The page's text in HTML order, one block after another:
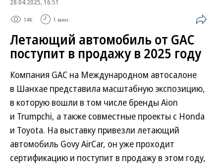
28.04.2025, 16:51
14K 1 мин.
Летающий автомобиль от GAC
поступит в продажу в 2025 году
Компания GAC на Международном автосалоне
в Шанхае представила масштабную экспозицию,
в которую вошли в том числе бренды Aion
и Trumpchi, а также совместные проекты с Honda
и Toyota. На выставку привезли летающий
автомобиль Govy AirCar, он уже проходит
сертификацию и поступит в продажу в этом году,